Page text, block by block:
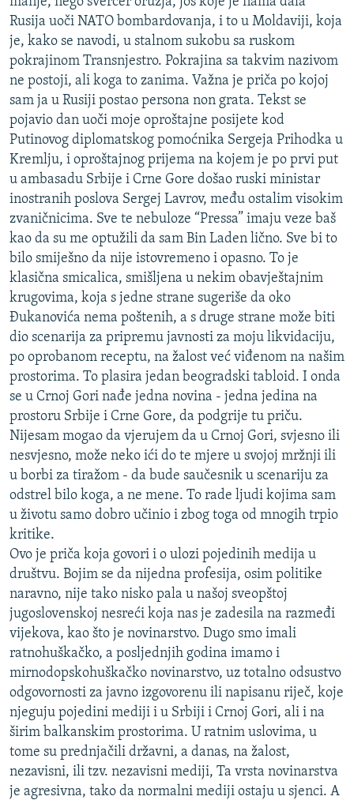
Rusija uoči NATO bombardovanja, i to u Moldaviji, koja
je, kako se navodi, u stalnom sukobu sa ruskom
pokrajinom Transnjestro. Pokrajina sa takvim nazivom
ne postoji, ali koga to zanima. Važna je priča po kojoj
sam ja u Rusiji postao persona non grata. Tekst se
pojavio dan uoči moje oproštajne posijete kod
Putinovog diplomatskog pomoćnika Sergeja Prihodka u
Kremlju, i oproštajnog prijema na kojem je po prvi put
u ambasadu Srbije i Crne Gore došao ruski ministar
inostranih poslova Sergej Lavrov, među ostalim visokim
zvaničnicima. Sve te nebuloze “Pressa” imaju veze baš
kao da su me optužili da sam Bin Laden lično. Sve bi to
bilo smiješno da nije istovremeno i opasno. To je
klasična smicalica, smišljena u nekim obavještajnim
krugovima, koja s jedne strane sugeriše da oko
Đukanovića nema poštenih, a s druge strane može biti
dio scenarija za pripremu javnosti za moju likvidaciju,
po oprobanom receptu, na žalost već viđenom na našim
prostorima. To plasira jedan beogradski tabloid. I onda
se u Crnoj Gori nađe jedna novina - jedna jedina na
prostoru Srbije i Crne Gore, da podgrije tu priču.
Nijesam mogao da vjerujem da u Crnoj Gori, svjesno ili
nesvjesno, može neko ići do te mjere u svojoj mržnji ili
u borbi za tiražom - da bude saučesnik u scenariju za
odstrel bilo koga, a ne mene. To rade ljudi kojima sam
u životu samo dobro učinio i zbog toga od mnogih trpio
kritike.
Ovo je priča koja govori i o ulozi pojedinih medija u
društvu. Bojim se da nijedna profesija, osim politike
naravno, nije tako nisko pala u našoj sveopštoj
jugoslovenskoj nesreći koja nas je zadesila na razmeđi
vijekova, kao što je novinarstvo. Dugo smo imali
ratnohuškačko, a posljednjih godina imamo i
mirnodopskohuškačko novinarstvo, uz totalno odsustvo
odgovornosti za javno izgovorenu ili napisanu riječ, koje
njeguju pojedini mediji i u Srbiji i Crnoj Gori, ali i na
širim balkanskim prostorima. U ratnim uslovima, u
tome su prednjačili državni, a danas, na žalost,
nezavisni, ili tzv. nezavisni mediji, Ta vrsta novinarstva
je agresivna, tako da normalni mediji ostaju u sjenci. A